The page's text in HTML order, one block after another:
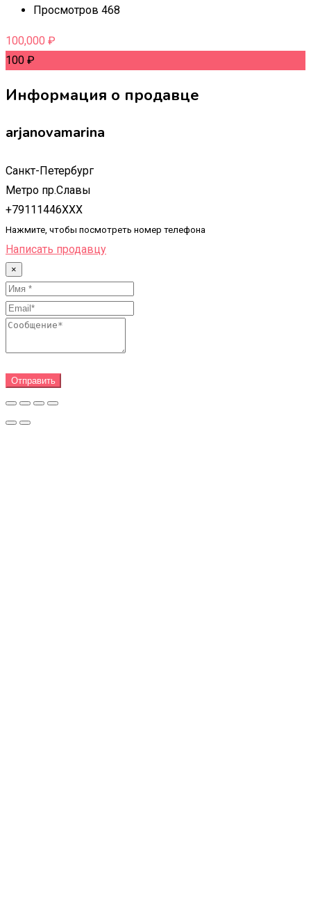
Просмотров 468
100,000 ₽
100 ₽
Информация о продавце
arjanovamarina
Санкт-Петербург
Метро пр.Славы
+79111446XXX
Нажмите, чтобы посмотреть номер телефона
Написать продавцу
×
Отправить